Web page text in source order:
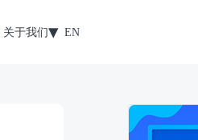
关于我们 EN